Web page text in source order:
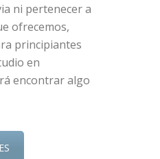
ni pertenecer a
ofrecemos,
principiantes
en
encontrar algo